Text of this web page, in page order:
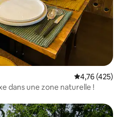
Évaluation
4,76 (425)
dans une zone naturelle !